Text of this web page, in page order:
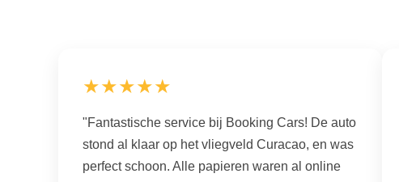
★★★★★
"Fantastische service bij Booking Cars! De auto
stond al klaar op het vliegveld Curacao, en was
perfect schoon. Alle papieren waren al online